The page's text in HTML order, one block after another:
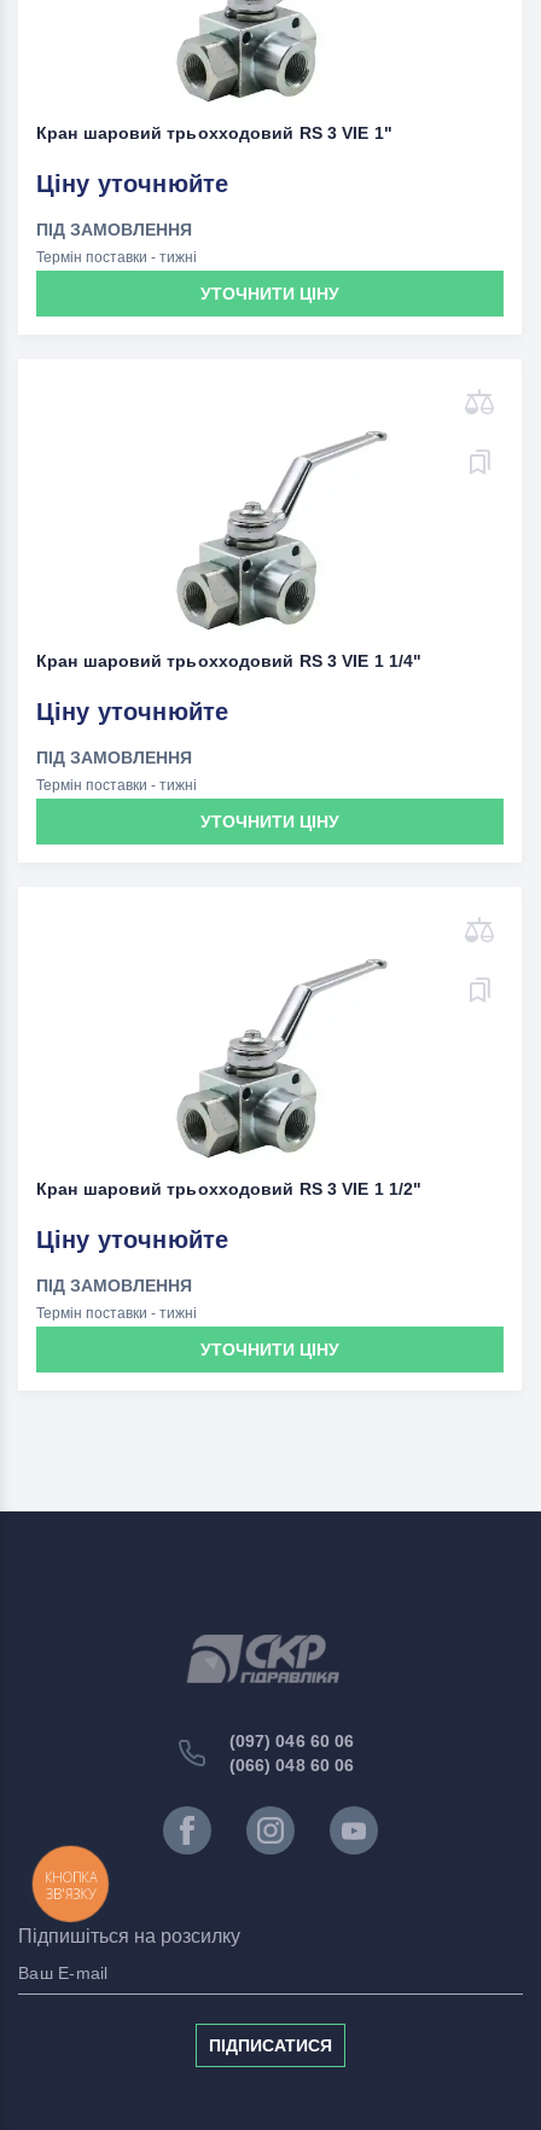
Кран шаровий трьохходовий RS 3 VIE 1"
Ціну уточнюйте
ПІД ЗАМОВЛЕННЯ
Термін поставки - тижні
УТОЧНИТИ ЦІНУ
Кран шаровий трьохходовий RS 3 VIE 1 1/4"
Ціну уточнюйте
ПІД ЗАМОВЛЕННЯ
Термін поставки - тижні
УТОЧНИТИ ЦІНУ
Кран шаровий трьохходовий RS 3 VIE 1 1/2"
Ціну уточнюйте
ПІД ЗАМОВЛЕННЯ
Термін поставки - тижні
УТОЧНИТИ ЦІНУ
(097) 046 60 06
(066) 048 60 06
Підпишіться на розсилку
ПІДПИСАТИСЯ
КНОПКА
ЗВ'ЯЗКУ